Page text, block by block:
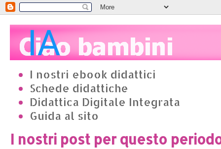
I nostri ebook didattici
Schede didattiche
Didattica Digitale Integrata
Guida al sito
I nostri post per questo